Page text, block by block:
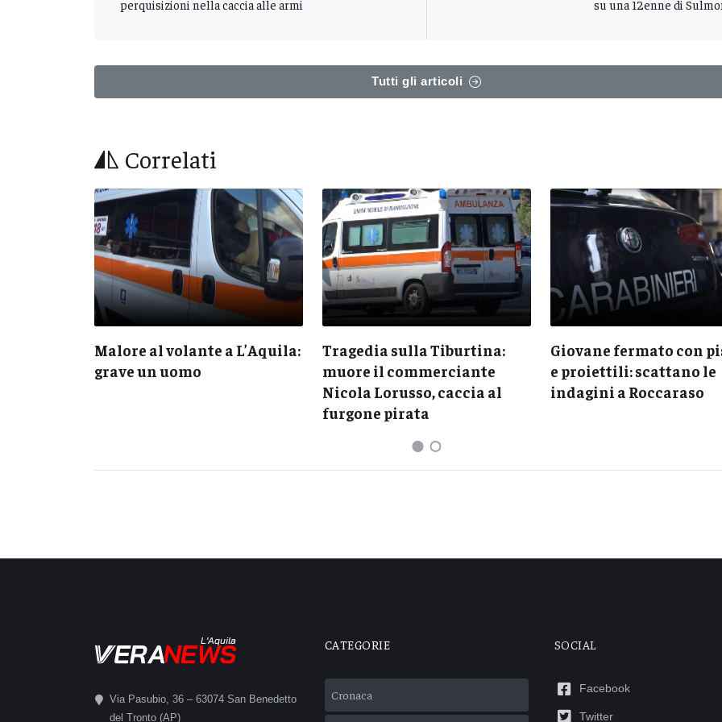
perquisizioni nella caccia alle armi
su una 12enne di
Tutti gli articoli
Correlati
Malore al volante a L’Aquila:
grave un uomo
Tragedia sulla Tiburtina:
muore il commerciante
Nicola Lorusso, caccia al
furgone pirata
Giovane fermato con
e proiettili: scattano le
indagini a Roccaraso
L'Aquila
Via Pasubio, 36 – 63074 San Benedetto
del Tronto (AP)
CATEGORIE
Cronaca
SOCIAL
Facebook
Twitter